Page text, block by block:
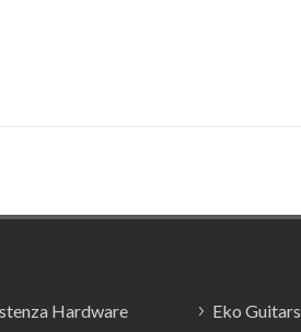
Hardware Eko Guitars